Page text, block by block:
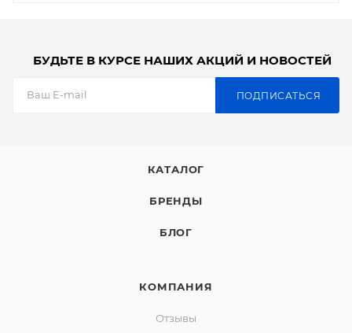
БУДЬТЕ В КУРСЕ НАШИХ АКЦИЙ И НОВОСТЕЙ
ПОДПИСАТЬСЯ
КАТАЛОГ
БРЕНДЫ
БЛОГ
КОМПАНИЯ
Отзывы